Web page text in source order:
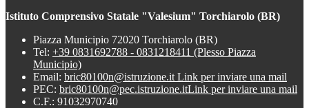
Istituto Comprensivo Statale "Valesium" Torchiarolo (BR)
Piazza Municipio 72020 Torchiarolo (BR)
Tel: +39 0831692788 - 0831218411 (Plesso Piazza
Municipio)
Email: bric80100n@istruzione.it Link per inviare una mail
PEC: bric80100n@pec.istruzione.itLink per inviare una mail
C.F.: 91032970740